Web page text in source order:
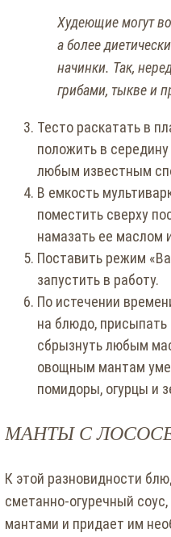
Худеющие могут
а более
начинки. Так,
грибами, тыкве и
Тесто раскатать в
положить в
любым известным
В емкость
поместить сверху
намазать ее маслом
Поставить режим
запустить в работу.
По истечении
на блюдо,
сбрызнуть любым
овощным мантам
помидоры, огурцы и
МАНТЫ С
К этой разновидности
сметанно-огуречный
мантами и придает им